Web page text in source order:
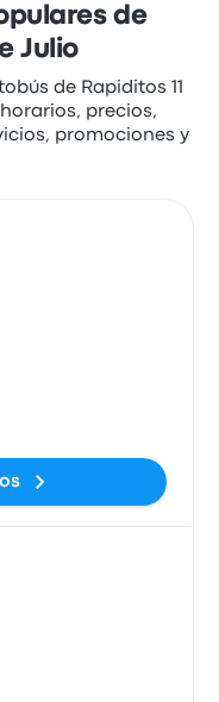
de
Julio
de Rapiditos 11
precios,
promociones y